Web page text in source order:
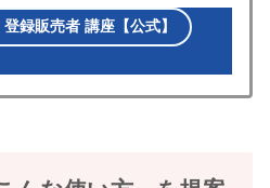
録販売者 講座【公式】